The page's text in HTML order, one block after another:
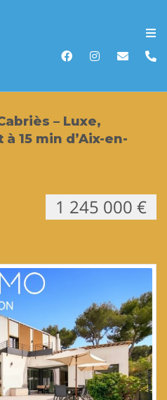
Accueil
Vendre
Biens vendus
– Luxe,
15 min d’Aix-en-
1 245 000 €